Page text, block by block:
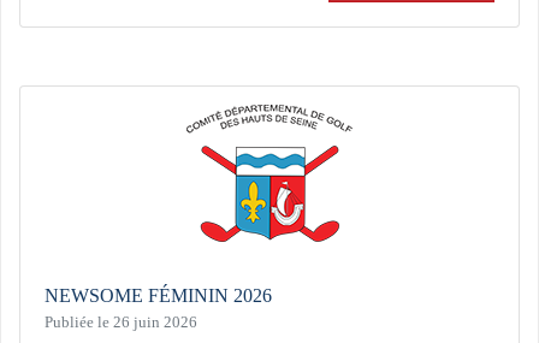
NEWSOME FÉMININ 2026
Publiée le 26 juin 2026